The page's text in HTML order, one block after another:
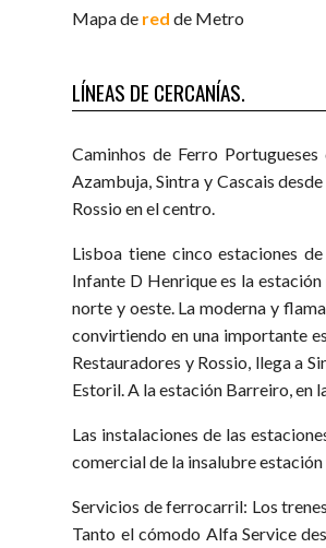
Mapa de redde Metro
LÍNEAS DE CERCANÍAS.
Caminhos de Ferro
Azambuja, Sintra y Cascais
Rossio en el centro.
Lisboa tiene cinco estaciones
Infante D Henrique es la
norte y oeste. La moderna y
convirtiendo en una importante
Restauradores y Rossio, llega a
Estoril. A la estación Barreiro, en
Las instalaciones de las
comercial de la insalubre estación
Servicios de ferrocarril: Los
Tanto el cómodo Alfa Service